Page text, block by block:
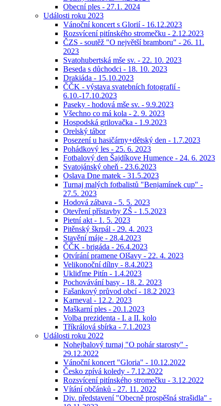
Obecní ples - 27.1. 2024
Události roku 2023
Vánoční koncert s Glorií - 16.12.2023
Rozsvícení pitínského stromečku - 2.12.2023
ČZS - soutěž "O největší bramboru" - 26. 11.
2023
Svatohubertská mše sv. - 22. 10. 2023
Beseda s důchodci - 18. 10. 2023
Drakiáda - 15.10.2023
ČČK - výstava svatebních fotografií -
6.10.-17.10.2023
Paseky - hodová mše sv. - 9.9.2023
Všechno co má kola - 2. 9. 2023
Hospodská grilovačka - 1.9.2023
Orelský tábor
Posezení u hasičárny+dětský den - 1.7.2023
Pohádkový les - 25. 6. 2023
Fotbalový den Šajdíkove Humence - 24. 6. 2023
Svatojánský oheň - 23.6.2023
Oslava Dne matek - 31.5.2023
Turnaj malých fotbalistů "Benjamínek cup" -
27.5. 2023
Hodová zábava - 5. 5. 2023
Otevření přístavby ZŠ - 1.5.2023
Pietní akt - 1. 5. 2023
Pitěnský škrpál - 29. 4. 2023
Stavění máje - 28.4.2023
ČČK - brigáda - 26.4.2023
Otvírání pramene Olšavy - 22. 4. 2023
Velikonoční dílny - 8.4.2023
Ukliďme Pitín - 1.4.2023
Pochovávání basy - 18. 2. 2023
Fašankový průvod obcí - 18.2 2023
Karneval - 12.2. 2023
Maškarní ples - 20.1.2023
Volba prezidenta - I. a II. kolo
Tříkrálová sbírka - 7.1.2023
Události roku 2022
Nohejbalový turnaj "O pohár starosty" -
29.12.2022
Vánoční koncert "Gloria" - 10.12.2022
Česko zpívá koledy - 7.12.2022
Rozsvícení pitínského stromečku - 3.12.2022
Vítání občánků - 27. 11. 2022
Div. představení "Obecně prospěšná strašidla" -